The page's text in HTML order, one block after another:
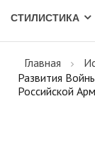
СТИЛИСТИКА
Главная
Развития
Российской